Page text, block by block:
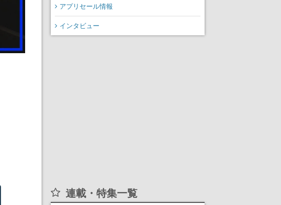
アプリセール情報
インタビュー
連載・特集一覧